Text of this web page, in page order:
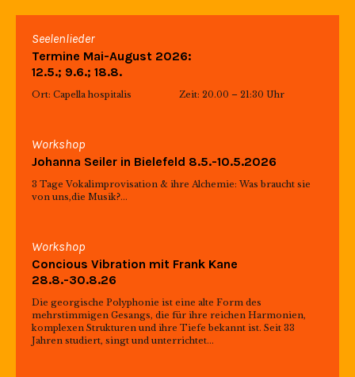
Seelenlieder
Termine Mai-August 2026:
12.5.; 9.6.; 18.8.
Ort: Capella hospitalis Zeit: 20.00 – 21:30 Uhr
Workshop
Johanna Seiler in Bielefeld 8.5.-10.5.2026
3 Tage Vokalimprovisation & ihre Alchemie: Was braucht sie
von uns,die Musik?...
Workshop
Concious Vibration mit Frank Kane
28.8.-30.8.26
Die georgische Polyphonie ist eine alte Form des
mehrstimmigen Gesangs, die für ihre reichen Harmonien,
komplexen Strukturen und ihre Tiefe bekannt ist. Seit 33
Jahren studiert, singt und unterrichtet...